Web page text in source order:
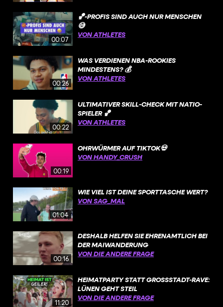
00:07
🏀-PROFIS SIND AUCH NUR MENSCHEN
😅
VON ATHLETES
00:26
WAS VERDIENEN NBA-ROOKIES
MINDESTENS? 💰
VON ATHLETES
00:22
ULTIMATIVER SKILL-CHECK MIT NATIO-
SPIELER 🏀
VON ATHLETES
00:19
OHRWÜRMER AUF TIKTOK💀
VON HANDY_CRUSH
01:04
WIE VIEL IST DEINE SPORTTASCHE WERT?
VON SAG_MAL
00:16
DESHALB HELFEN SIE EHRENAMTLICH BEI
DER MAIWANDERUNG
VON DIE ANDERE FRAGE
11:20
HEIMATPARTY STATT GROSSSTADT-RAVE: L
ÜNEN GEHT STEIL
VON DIE ANDERE FRAGE